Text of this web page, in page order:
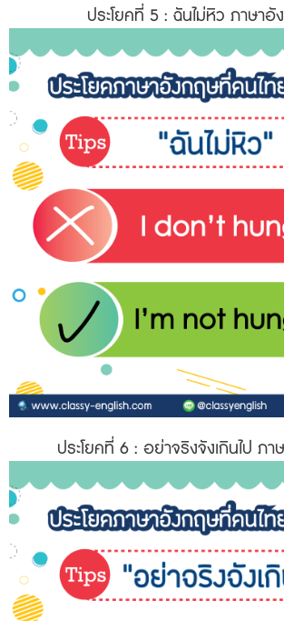
ประโยคที่ 5 : ฉันไม่หิว ภาษาอั
ประโยคที่ 6: อย่าจริงจังเกินไป ภา